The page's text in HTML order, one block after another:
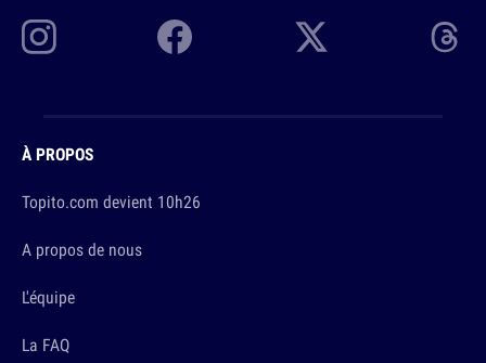
À PROPOS
Topito.com devient 10h26
A propos de nous
L'équipe
La FAQ